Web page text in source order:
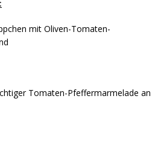
mit Oliven-Tomaten-
Tomaten-Pfeffermarmelade an